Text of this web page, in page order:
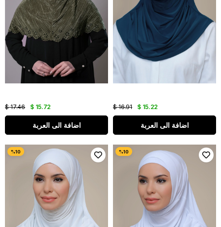
$ 15.72
$ 17.46
اضافة الى العربة
$ 15.22
$ 16.91
اضافة الى العربة